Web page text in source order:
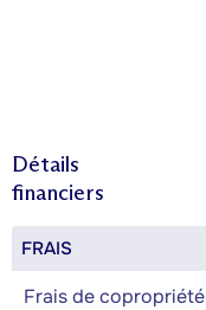
Détails
financiers
FRAIS
Frais de copropriété